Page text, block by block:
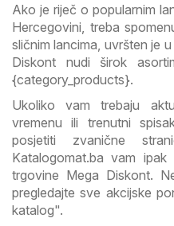
Ako je riječ o popularnim
Hercegovini, treba
sličnim lancima, uvršten je
Diskont nudi širok
{category_products}.
Ukoliko vam trebaju
vremenu ili trenutni
posjetiti zvanične
Katalogomat.ba vam
trgovine Mega Diskont.
pregledajte sve akcijske
katalog".